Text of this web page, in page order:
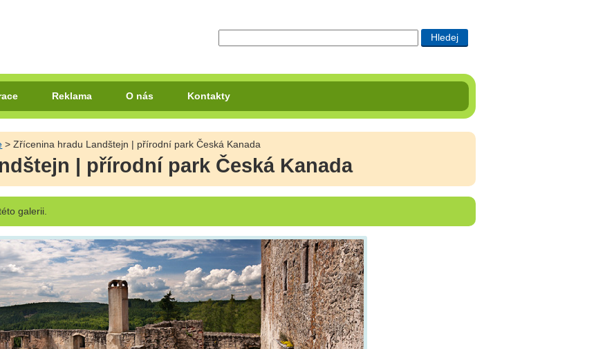
Reklama O nás Kontakty
> Zřícenina hradu Landštejn | přírodní park Česká Kanada
| přírodní park Česká Kanada
galerii.